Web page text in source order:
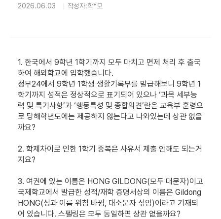
2026.06.03 작성자:학*모
1. 한국에서 9학년 1학기까지 모두 마치고 면제 처리 후 출국
하여 해외학교에 입학했습니다.
정부24에서 9학년 1학생 생활기록부를 발급해보니 9학년 1
학기까지 성적은 정상적으로 표기되어 있으나 ‘과목 세부능
력 및 특기사항’과 ‘행동특성 및 종합의견’란은 교육부 훈령으
로 당해학년도에는 제공하지 않는다고 나와있는데 상관 없을
까요?
2. 학제차이로 인한 1학기 중복은 사유서 제출 안해도 되는거
지요?
3. 여권에 있는 이름은 HONG GILDONG(모두 대문자)이고
국제학교에서 발급한 성적/재학 증명서상의 이름은 Gildong
HONG(성과 이름 위침 바뀜, 대소문자 섞임)이라고 기재되
어 있습니다. 스펠링은 모두 동일하면 상관 없을까요?